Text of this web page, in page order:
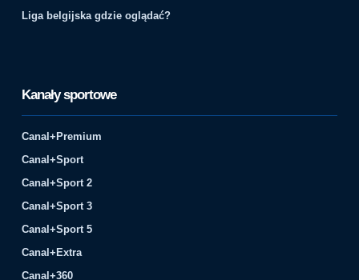
Liga belgijska gdzie oglądać?
Kanały sportowe
Canal+Premium
Canal+Sport
Canal+Sport 2
Canal+Sport 3
Canal+Sport 5
Canal+Extra
Canal+360